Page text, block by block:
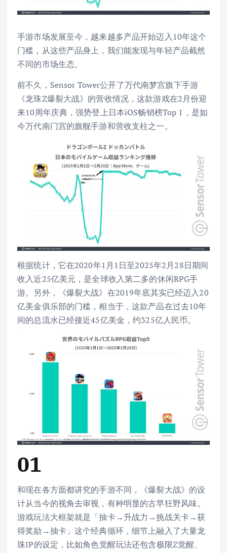
手游市场发展至今，越来越多产品开始迈入10年这个
门槛，从这些产品身上，我们能发现与年轻产品截然
不同的市场生态。
前不久，Sensor Tower公开了万代南梦宫旗下手游
《龙珠Z爆裂大战》的营收情况，这款游戏在2月份迎
来10周年庆典，强势登上日本iOS畅销榜Top 1，是如
今万代南门宫的旗舰手游和营收支柱之一。
根据统计，它在2020年1月1日至2025年2月28日期间
收入近25亿美元，是全球收入第二多的休闲RPG手
游。另外，《爆裂大战》在2019年底其实已经迈入20
亿美金俱乐部的门槛，相当于，这款产品在过去10年
间的总流水已经接近45亿美金，约325亿人民币。
01
和现在各方面都讲究的手游不同，《爆裂大战》的设
计从当今的视角去审视，有种明显的古早狂野风味。
游戏玩法大框架就是「抽卡→升战力→挑战关卡→获
得奖励→抽卡」这个经典循环，细节上融入了大量龙
珠IP的设定，比如角色觉醒玩法还包含极限Z觉醒、